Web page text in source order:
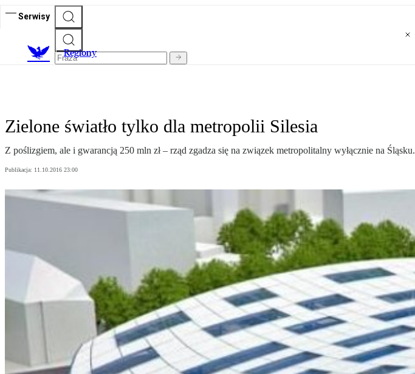
Serwisy
Regiony
Zielone światło tylko dla metropolii Silesia
Z poślizgiem, ale i gwarancją 250 mln zł – rząd zgadza się na związek metropolitalny wyłącznie na Śląsku.
Publikacja: 11.10.2016 23:00